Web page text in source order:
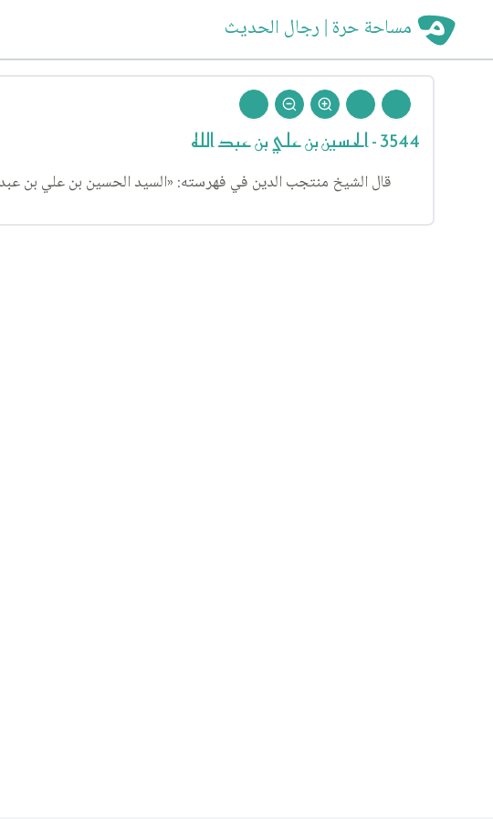
مساحة حرة | رجال الحديث
3544 - الحسين بن علي بن عبد الله
قال الشيخ منتجب الدين في فهرسته: «السيد الحسين بن علي بن عبد